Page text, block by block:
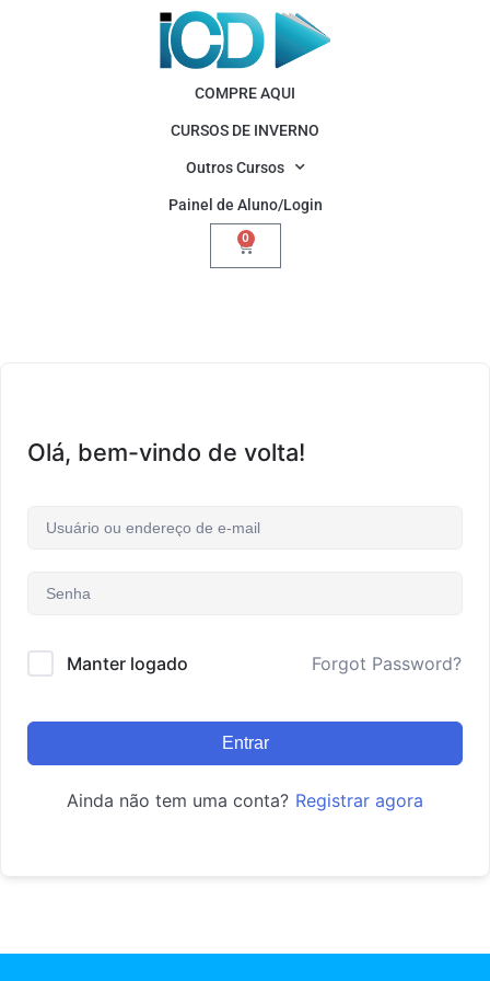
COMPRE AQUI
CURSOS DE INVERNO
Outros Cursos
Painel de Aluno/Login
0
Olá, bem-vindo de volta!
Manter logado Forgot Password?
Entrar
Ainda não tem uma conta? Registrar agora